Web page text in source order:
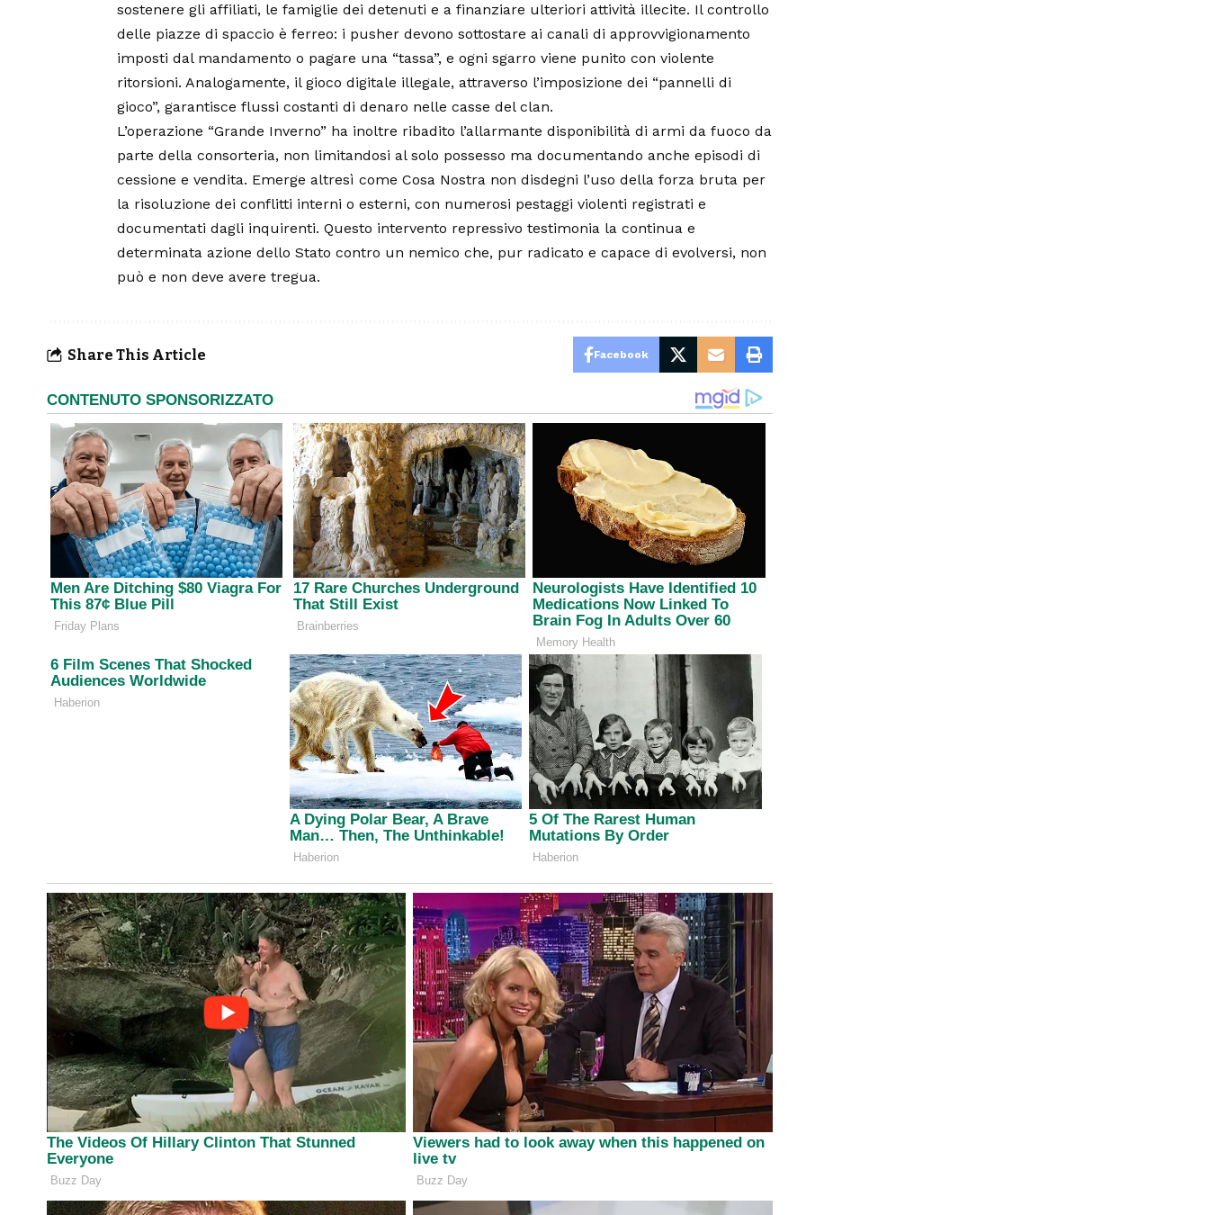
sostenere gli affiliati, le famiglie dei detenuti e a finanziare ulteriori attività illecite. Il controllo
delle piazze di spaccio è ferreo: i pusher devono sottostare ai canali di approvvigionamento
imposti dal mandamento o pagare una “tassa”, e ogni sgarro viene punito con violente
ritorsioni. Analogamente, il gioco digitale illegale, attraverso l’imposizione dei “pannelli di
gioco”, garantisce flussi costanti di denaro nelle casse del clan.
L’operazione “Grande Inverno” ha inoltre ribadito l’allarmante disponibilità di armi da fuoco da
parte della consorteria, non limitandosi al solo possesso ma documentando anche episodi di
cessione e vendita. Emerge altresì come Cosa Nostra non disdegni l’uso della forza bruta per
la risoluzione dei conflitti interni o esterni, con numerosi pestaggi violenti registrati e
documentati dagli inquirenti. Questo intervento repressivo testimonia la continua e
determinata azione dello Stato contro un nemico che, pur radicato e capace di evolversi, non
può e non deve avere tregua.
Share This Article Facebook